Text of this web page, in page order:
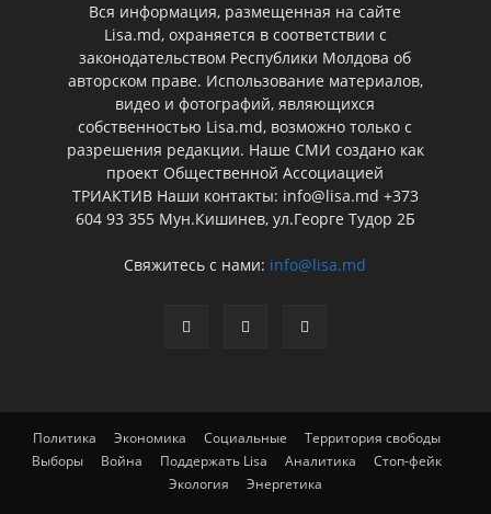
Вся информация, размещенная на сайте
Lisa.md, охраняется в соответствии с
законодательством Республики Молдова об
авторском праве. Использование материалов,
видео и фотографий, являющихся
собственностью Lisa.md, возможно только с
разрешения редакции. Наше СМИ создано как
проект Общественной Ассоциацией
ТРИАКТИВ Наши контакты: info@lisa.md +373
604 93 355 Мун.Кишинев, ул.Георге Тудор 2Б
Свяжитесь с нами: info@lisa.md
Политика Экономика Социальные
Территория свободы
Выборы
Война Поддержать Lisa Аналитика
Стоп-фейк
Экология
Энергетика